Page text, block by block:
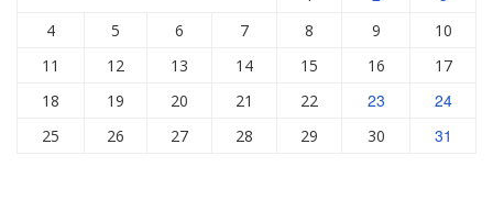
4 5 6 7 8 9
10
11
12 13 14 15 16
17
18
19 20 21 22 23 24
25 26 27 28 29 30 31